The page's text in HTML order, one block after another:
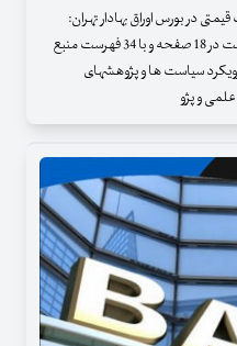
در بورس اوراق بهادار تهران:
رویکرد محدودیت در آربیتراژ" مقاله ای است در 18 صفحه و با 34 فهرست منبع
سیاست ها و پژوهشهای
و پژو